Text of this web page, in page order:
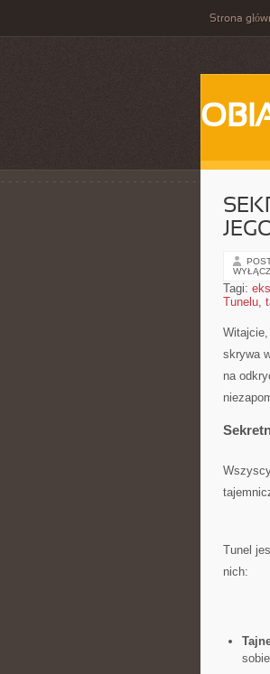
Strona
Tagi:
Tunelu,
skrywa
na
Tunel
nich: